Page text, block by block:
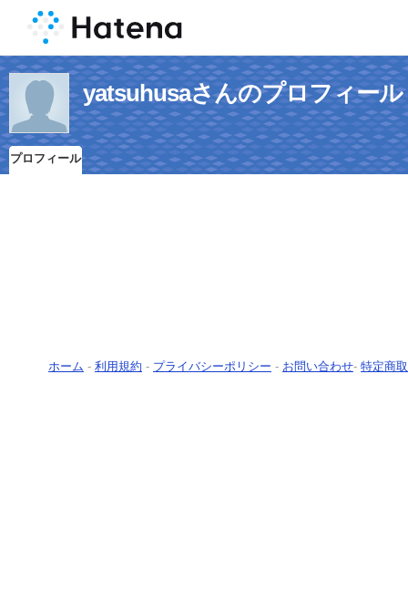
yatsuhusaさんのプロフィール
プロフィール
ホーム - 利用規約 - プライバシーポリシー - お問い合わせ- 特定商